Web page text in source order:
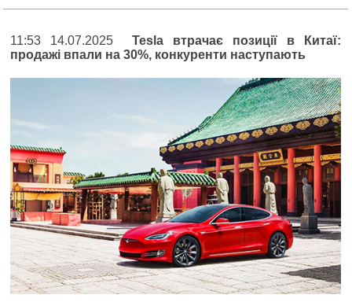
11:53 14.07.2025 Tesla втрачає позиції в Китаї:
продажі впали на 30%, конкуренти наступають